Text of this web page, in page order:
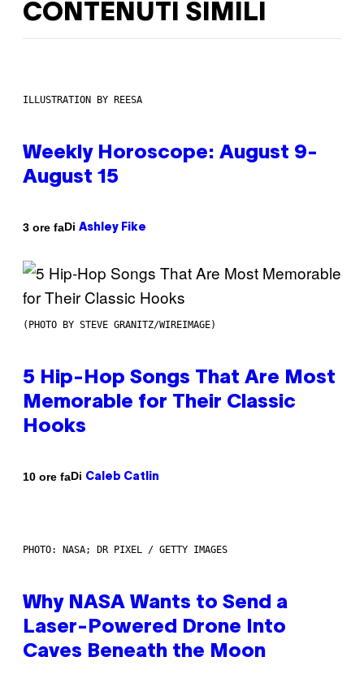
CONTENUTI SIMILI
ILLUSTRATION BY REESA
Weekly Horoscope: August 9-
August 15
3 ore faDi Ashley Fike
(PHOTO BY STEVE GRANITZ/WIREIMAGE)
5 Hip-Hop Songs That Are Most
Memorable for Their Classic
Hooks
10 ore faDi Caleb Catlin
PHOTO: NASA; DR PIXEL / GETTY IMAGES
Why NASA Wants to Send a
Laser-Powered Drone Into
Caves Beneath the Moon